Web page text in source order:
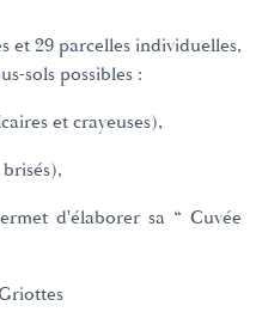
et 29 parcelles individuelles,
sols possibles :
et crayeuses),
d'élaborer sa “ Cuvée